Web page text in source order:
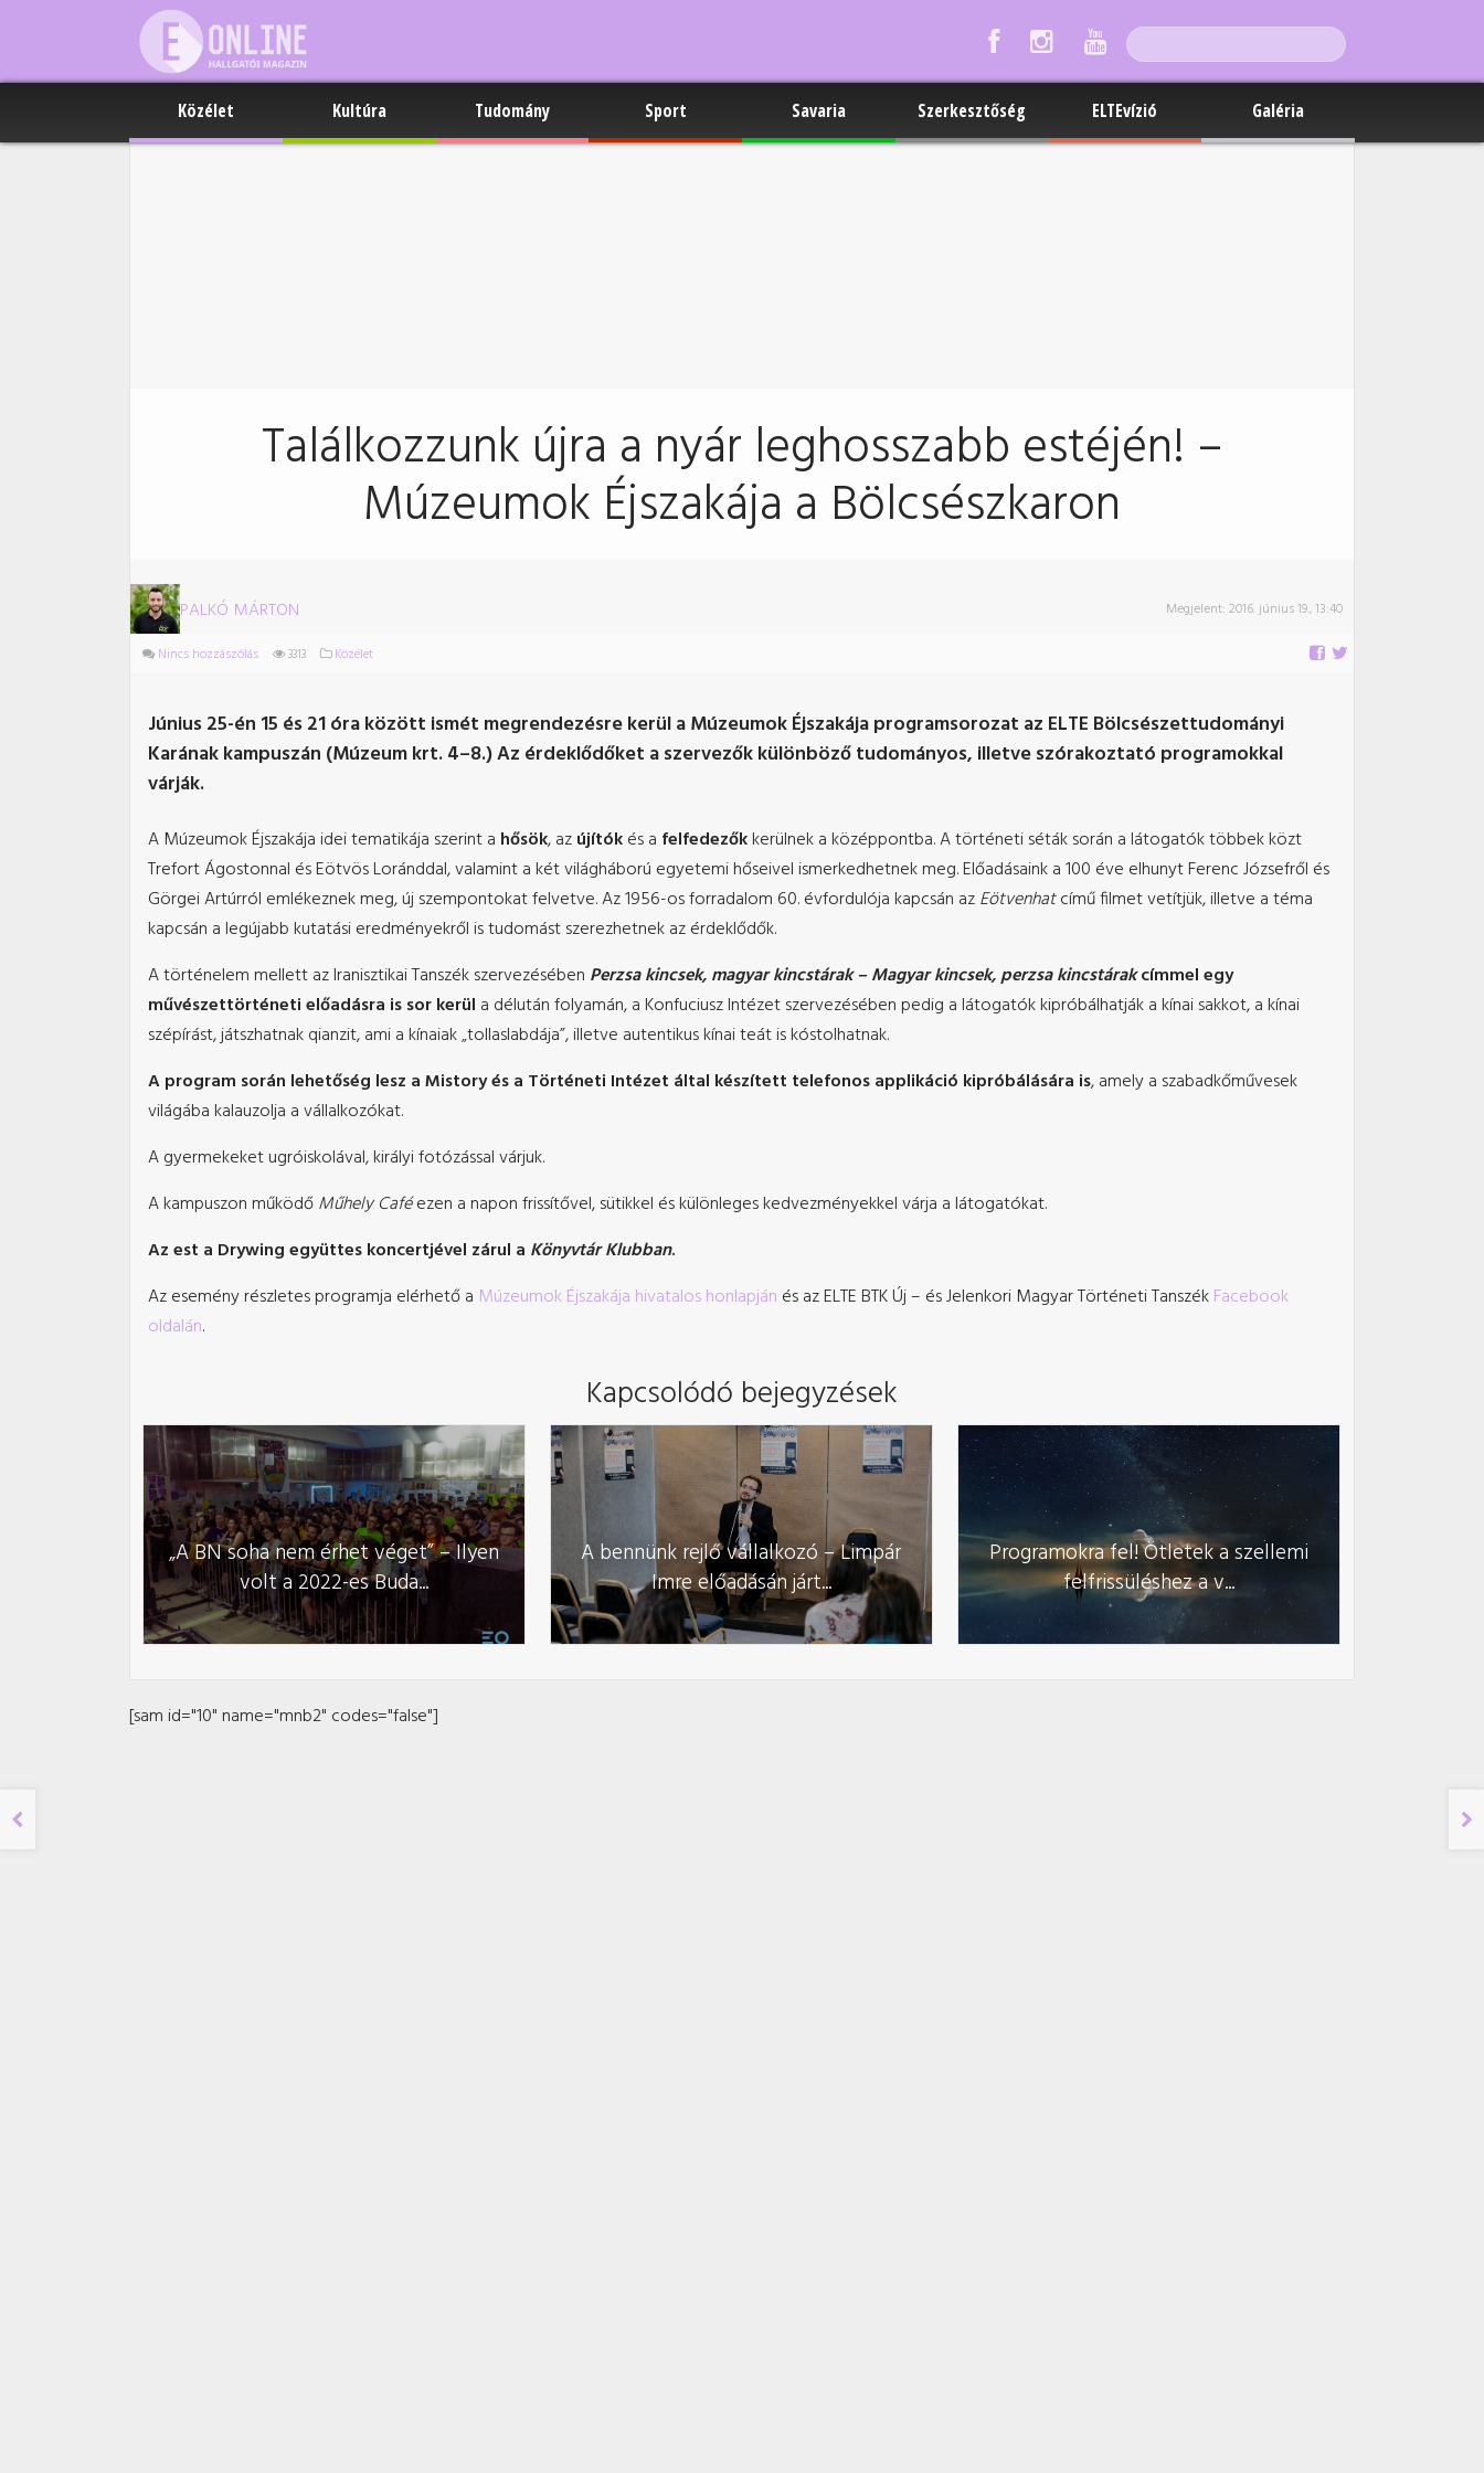
Közélet Kultúra Tudomány Sport Savaria Szerkesztőség ELTEvízió Galéria
Találkozzunk újra a nyár leghosszabb estéjén! –
Múzeumok Éjszakája a Bölcsészkaron
PALKÓ MÁRTON Megjelent: 2016. június 19., 13:40
Nincs hozzászólás 3313 Közélet
Június 25-én 15 és 21 óra között ismét megrendezésre kerül a Múzeumok Éjszakája programsorozat az ELTE Bölcsészettudományi
Karának kampuszán (Múzeum krt. 4–8.) Az érdeklődőket a szervezők különböző tudományos, illetve szórakoztató programokkal
várják.
A Múzeumok Éjszakája idei tematikája szerint a hősök, azújítókés a felfedezőkkerülnek a középpontba. A történeti séták során a látogatók többek közt
Trefort Ágostonnal és Eötvös Loránddal, valamint a két világháború egyetemi hőseivel ismerkedhetnek meg. Előadásaink a 100 éve elhunyt Ferenc Józsefről és
Görgei Artúrról emlékeznek meg, új szempontokat felvetve. Az 1956-os forradalom 60. évfordulója kapcsán azEötvenhatcímű filmet vetítjük, illetve a téma
kapcsán a legújabb kutatási eredményekről is tudomást szerezhetnek az érdeklődők.
A történelem mellett az Iranisztikai Tanszék szervezésében Perzsa kincsek, magyar kincstárak – Magyar kincsek, perzsa kincstárakcímmel egy
művészettörténeti előadásra is sor kerül a délután folyamán, a Konfuciusz Intézet szervezésében pedig a látogatók kipróbálhatják a kínai sakkot, a kínai
szépírást, játszhatnak qianzit, ami a kínaiak „tollaslabdája”, illetve autentikus kínai teát is kóstolhatnak.
A program során lehetőség lesz a Mistory és a Történeti Intézet által készített telefonos applikáció kipróbálására is, amely a szabadkőművesek
világába kalauzolja a vállalkozókat.
A gyermekeket ugróiskolával, királyi fotózással várjuk.
A kampuszon működőMűhely Caféezen a napon frissítővel, sütikkel és különleges kedvezményekkel várja a látogatókat.
Az est a Drywing együttes koncertjével zárul a Könyvtár Klubban.
Az esemény részletes programja elérhető a Múzeumok Éjszakája hivatalos honlapján és az ELTE BTK Új – és Jelenkori Magyar Történeti TanszékFacebook
oldalán.
Kapcsolódó bejegyzések
„A BN soha nem érhet véget” – Ilyen
volt a 2022-es Buda...
A bennünk rejlő vállalkozó – Limpár
Imre előadásán járt...
Programokra fel! Ötletek a szellemi
felfrissüléshez a v...
[sam id="10" name="mnb2" codes="false"]